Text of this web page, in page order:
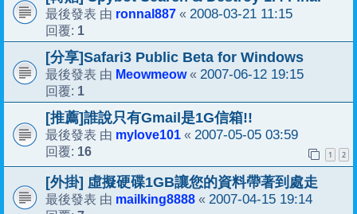
最後發表 由 ronnal887 « 2008-03-21 11:15
回覆: 1
[分享]Safari3 Public Beta for Windows
最後發表 由 Meowmeow« 2007-06-12 19:15
回覆: 1
[推薦]誰說只有Gmail是1G信箱!!
最後發表 由 mylove101 « 2007-05-05 03:59
回覆: 16 1 2
[外掛] 虛擬硬碟1GB讓您的資料帶著到處走
最後發表 由 mailking8888 « 2007-04-15 19:14